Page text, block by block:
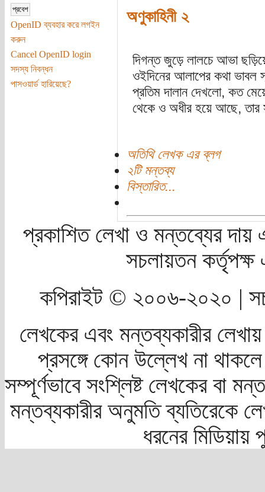
OpenID ব্যবহার করে লগইন
করুন
Cancel OpenID login
সদস্য নিবন্ধন
পাসওয়ার্ড হারিয়েছে?
অণুকাহিনী ২
দিগন্ত জুড়ে লালচে আভা
ওইদিনের আলাপের কথা ভাবল
প্রতিম দালান দেখলো, কত
থেকে ও অধীর হয়ে আছে, তার
অতিথি লেখক এর ব্লগ
২টি মন্তব্য
বিস্তারিত...
প্রকাশিত লেখা ও মন্তব্যের দায়
সচলায়তন
কপিরাইট © ২০০৬-২০২০ |
লেখকের এবং মন্তব্যকারীর
প্রসঙ্গে কোন উল্লেখ না
সম্পূর্ণভাবে সংশ্লিষ্ট লেখকের বা
মন্তব্যকারীর অনুমতি ব্যতিরেকে
ধরনের মিডিয়ায়